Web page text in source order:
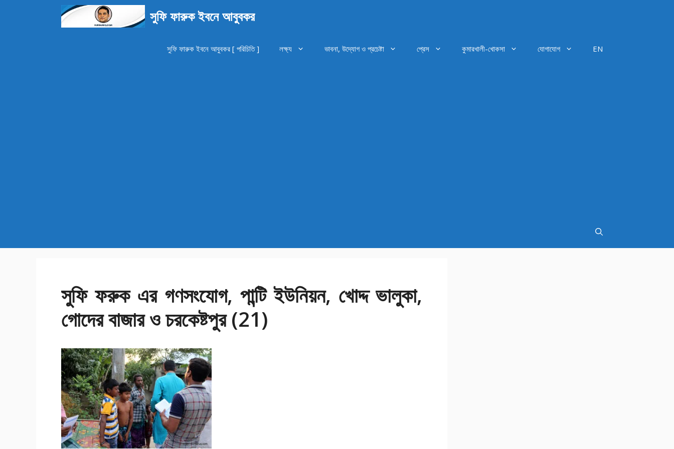
সুফি ফারুক ইবনে আবুবকর
সুফি ফারুক ইবনে আবুবকর [ পরিচিতি ] লক্ষ্য ভাবনা, উদ্যোগ ও প্রচেষ্টা প্রেস কুমারখালী-খোকসা যোগাযোগ EN
সুফি ফরুক এর গণসংযোগ, পান্টি ইউনিয়ন, খোদ্দ ভালুকা,
গোদের বাজার ও চরকেষ্টপুর (21)